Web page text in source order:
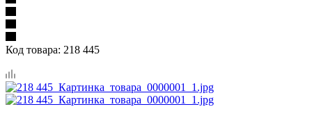
Код товара: 218 445